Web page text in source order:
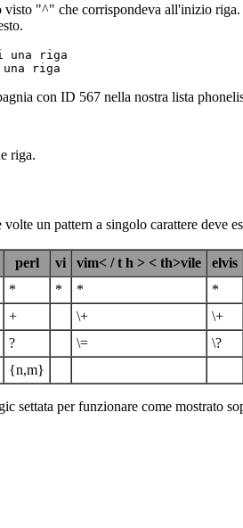
visto "^" che corrispondeva all'inizio
una riga
con ID 567 nella nostra lista
riga.
un pattern a singolo carattere deve
perl vi vim< / t h > < th>vile elvis
* * * *
+ \+ \+
? \= \?
{n,m}
settata per funzionare come mostrato